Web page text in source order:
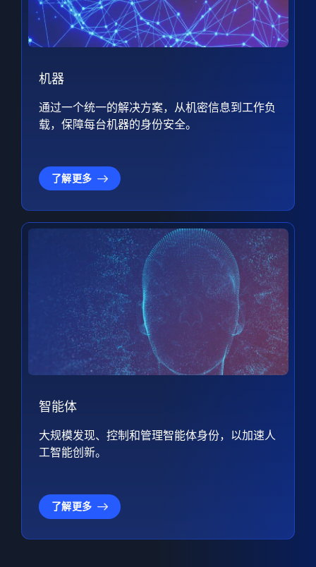
机器
通过一个统一的解决方案，从机密信息到工作负
载，保障每台机器的身份安全。
了解更多
智能体
大规模发现、控制和管理智能体身份，以加速人
工智能创新。
了解更多